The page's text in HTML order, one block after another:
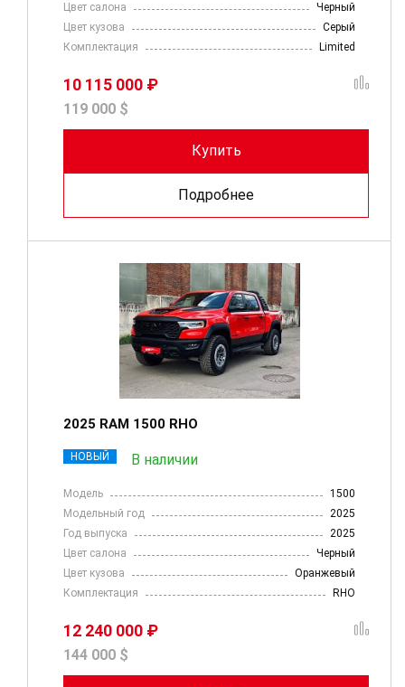
Цвет салона
Черный
Цвет кузова
Серый
Комплектация
Limited
10 115 000 ₽
119 000 $
Купить
Подробнее
2025 RAM 1500 RHO
НОВЫЙ В наличии
Модель
1500
Модельный год
2025
Год выпуска
2025
Цвет салона
Черный
Цвет кузова
Оранжевый
Комплектация
RHO
12 240 000 ₽
144 000 $